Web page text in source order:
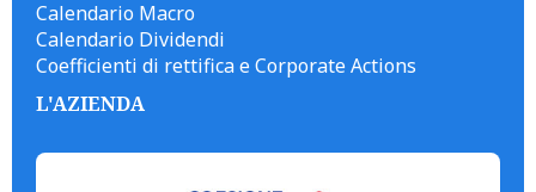
Calendario Macro
Calendario Dividendi
Coefficienti di rettifica e Corporate Actions
L'AZIENDA